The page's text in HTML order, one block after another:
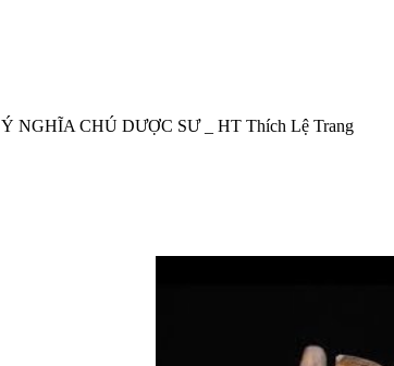
Ý NGHĨA CHÚ DƯỢC SƯ _ HT Thích Lệ Trang